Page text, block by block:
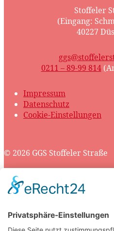
Stoffeler
(Eingang:
40227
0211 – 89-99 814
Impressum
Datenschutz
Cookie-Einstellungen
© 2026 GGS Stoffeler Straße
top